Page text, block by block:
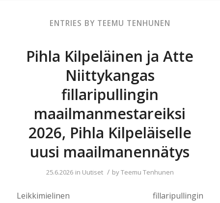
ENTRIES BY TEEMU TENHUNEN
Pihla Kilpeläinen ja Atte
Niittykangas
fillaripullingin
maailmanmestareiksi
2026, Pihla Kilpeläiselle
uusi maailmanennätys
25.6.2026 in Uutiset / byTeemu Tenhunen
Leikkimielinen fillaripullingin